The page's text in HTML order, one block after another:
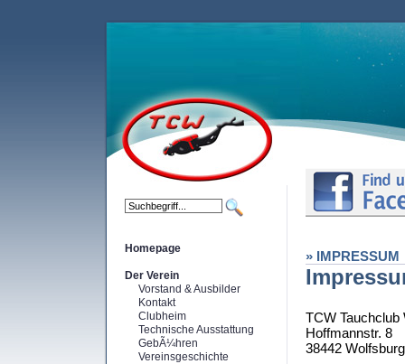
Homepage
Der Verein
Vorstand & Ausbilder
Kontakt
Clubheim
Technische Ausstattung
GebÃ¼hren
Vereinsgeschichte
» IMPRESSUM
TCW Tauchclub
Hoffmannstr. 8
38442 Wolfsburg